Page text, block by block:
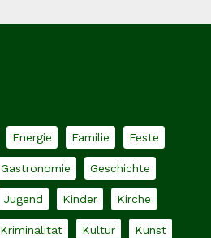
Energie Familie Feste
Gastronomie Geschichte
Jugend Kinder Kirche
Kriminalität Kultur Kunst